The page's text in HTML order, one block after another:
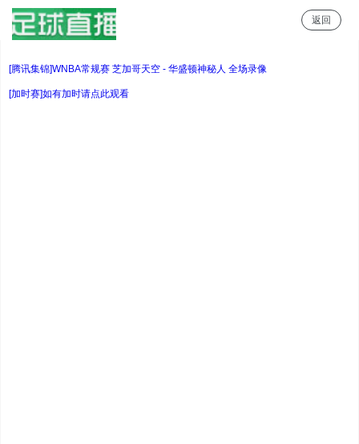
返回
[腾讯集锦]WNBA常规赛 芝加哥天空 - 华盛顿神秘人 全场录像
[加时赛]如有加时请点此观看